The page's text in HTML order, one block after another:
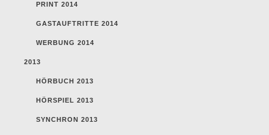
PRINT 2014
GASTAUFTRITTE 2014
WERBUNG 2014
2013
HÖRBUCH 2013
HÖRSPIEL 2013
SYNCHRON 2013